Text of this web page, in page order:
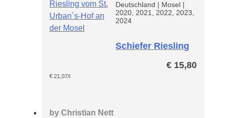
Deutschland | Mosel |
2020, 2021, 2022, 2023,
2024
Schiefer Riesling
€ 15,80
€21,07/l
by Christian Nett